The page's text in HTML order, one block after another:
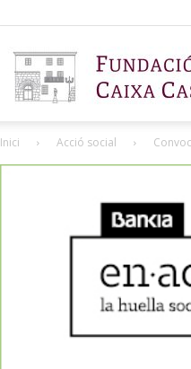
Inici Acció social